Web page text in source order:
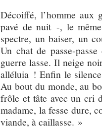
Décoiffé, l’homme
pavé de nuit -, le
spectre, un baiser, un
Un chat de passe-
guerre lasse. Il neige
alléluia ! Enfin le
Au bout du monde, au
frôle et tâte avec un cri
madame, la fesse dure,
viande, à caillasse. »